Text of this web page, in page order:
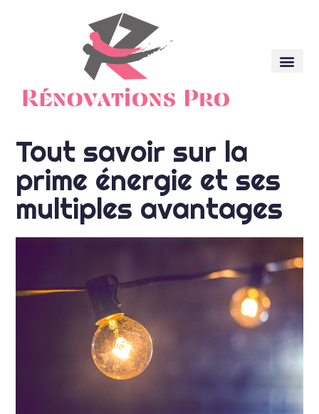
Tout savoir sur la
prime énergie et ses
multiples avantages